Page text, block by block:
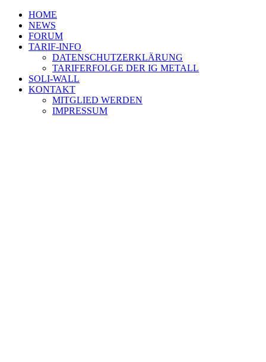
HOME
NEWS
FORUM
TARIF-INFO
DATENSCHUTZERKLÄRUNG
TARIFERFOLGE DER IG METALL
SOLI-WALL
KONTAKT
MITGLIED WERDEN
IMPRESSUM